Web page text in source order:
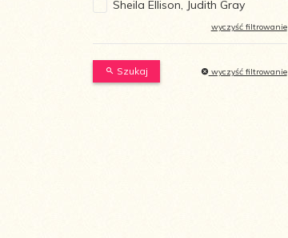
Sheila Ellison, Judith Gray
wyczyść filtrowanie
Szukaj wyczyść filtrowanie